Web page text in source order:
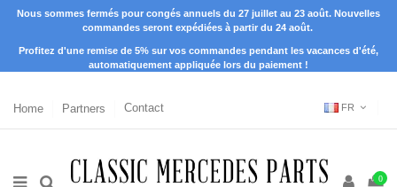
Nous sommes fermés pour congés annuels du 27 juillet au 23 août. Nouvelles
commandes seront expédiées à partir du 24 août.
Profitez d'une remise de 5% sur vos commandes pendant les vacances d'été,
automatiquement appliquée lors du paiement !
Home Partners Contact FR
0